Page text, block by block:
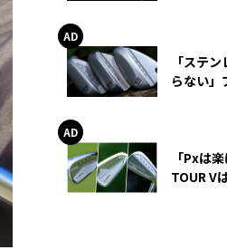
「ステ
らない」
「Pxは
TOUR V